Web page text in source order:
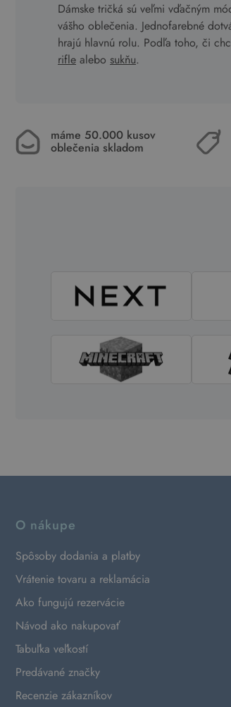
Dámske tričká sú veľmi vďačným
vášho oblečenia. Jednofarebné
hrajú hlavnú rolu. Podľa toho, či
rifle alebo sukňu.
máme 50.000 kusov
oblečenia skladom
O nákupe
Spôsoby dodania a platby
Vrátenie tovaru a reklamácia
Ako fungujú rezervácie
Návod ako nakupovať
Tabuľka veľkostí
Predávané značky
Recenzie zákazníkov